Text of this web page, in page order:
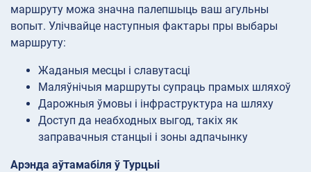
маршруту можа значна палепшыць ваш агульны
вопыт. Улічвайце наступныя фактары пры выбары
маршруту:
Жаданыя месцы і славутасці
Маляўнічыя маршруты супраць прамых шляхоў
Дарожныя ўмовы і інфраструктура на шляху
Доступ да неабходных выгод, такіх як
заправачныя станцыі і зоны адпачынку
Арэнда аўтамабіля ў Турцыі